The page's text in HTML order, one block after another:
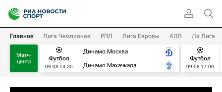
Главное Лига Чемпионов РПЛ Лига Европы АПЛ Ла Лига
Матч-
центр
Футбол
09.08 14:30
Динамо Москва
Динамо Махачкала
Футбол
09.08 17:00